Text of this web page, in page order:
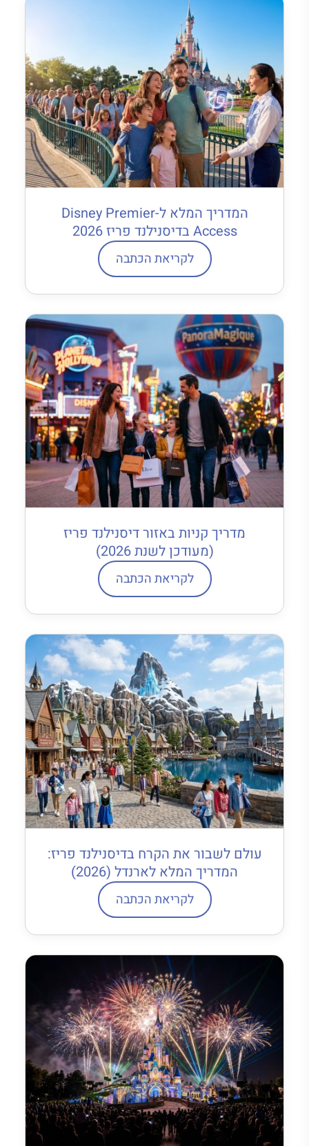
המדריך המלא ל-Disney Premier
Access בדיסנילנד פריז 2026
לקריאת הכתבה
מדריך קניות באזור דיסנילנד פריז
(מעודכן לשנת 2026)
לקריאת הכתבה
עולם לשבור את הקרח בדיסנילנד פריז:
המדריך המלא לארנדל (2026)
לקריאת הכתבה